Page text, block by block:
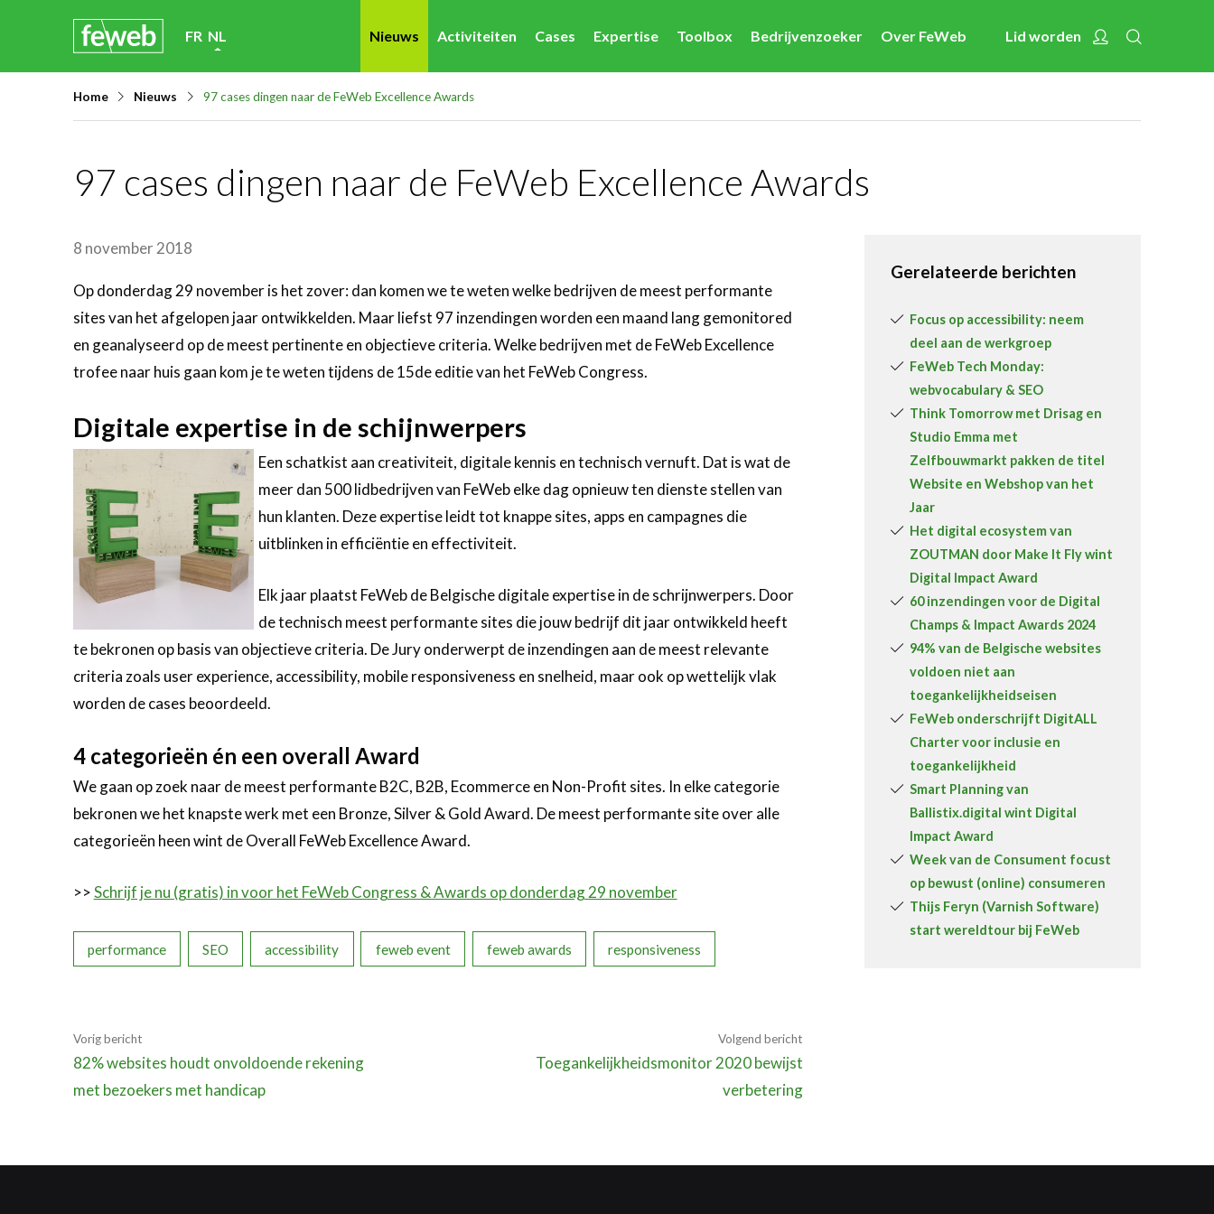
content
FR NL Nieuws Activiteiten Cases Expertise Toolbox Bedrijvenzoeker Over FeWeb Lid worden Account
Home Nieuws 97 cases dingen naar de FeWeb Excellence Awards
97 cases dingen naar de FeWeb Excellence Awards
8 november 2018
Op donderdag 29 november is het zover: dan komen we te weten welke bedrijven de meest performante
sites van het afgelopen jaar ontwikkelden. Maar liefst 97 inzendingen worden een maand lang gemonitored
en geanalyseerd op de meest pertinente en objectieve criteria. Welke bedrijven met de FeWeb Excellence
trofee naar huis gaan kom je te weten tijdens de 15de editie van het FeWeb Congress.
Digitale expertise in de schijnwerpers
Een schatkist aan creativiteit, digitale kennis en technisch vernuft. Dat is wat de
meer dan 500 lidbedrijven van FeWeb elke dag opnieuw ten dienste stellen van
hun klanten. Deze expertise leidt tot knappe sites, apps en campagnes die
uitblinken in efficiëntie en effectiviteit.
Elk jaar plaatst FeWeb de Belgische digitale expertise in de schrijnwerpers. Door
de technisch meest performante sites die jouw bedrijf dit jaar ontwikkeld heeft
te bekronen op basis van objectieve criteria. De Jury onderwerpt de inzendingen aan de meest relevante
criteria zoals user experience, accessibility, mobile responsiveness en snelheid, maar ook op wettelijk vlak
worden de cases beoordeeld.
4 categorieën én een overall Award
We gaan op zoek naar de meest performante B2C, B2B, Ecommerce en Non-Profit sites. In elke categorie
bekronen we het knapste werk met een Bronze, Silver & Gold Award. De meest performante site over alle
categorieën heen wint de Overall FeWeb Excellence Award.
>>Schrijf je nu (gratis) in voor het FeWeb Congress & Awards op donderdag 29 november
performance SEO accessibility feweb event feweb awards responsiveness
Vorig bericht
82% websites houdt onvoldoende rekening
met bezoekers met handicap
Volgend bericht
Toegankelijkheidsmonitor 2020 bewijst
verbetering
Gerelateerde berichten
Focus op accessibility: neem
deel aan de werkgroep
FeWeb Tech Monday:
webvocabulary & SEO
Think Tomorrow met Drisag en
Studio Emma met
Zelfbouwmarkt pakken de titel
Website en Webshop van het
Jaar
Het digital ecosystem van
ZOUTMAN door Make It Fly wint
Digital Impact Award
60 inzendingen voor de Digital
Champs & Impact Awards 2024
94% van de Belgische websites
voldoen niet aan
toegankelijkheidseisen
FeWeb onderschrijft DigitALL
Charter voor inclusie en
toegankelijkheid
Smart Planning van
Ballistix.digital wint Digital
Impact Award
Week van de Consument focust
op bewust (online) consumeren
Thijs Feryn (Varnish Software)
start wereldtour bij FeWeb
Nieuws
Cases
Toolbox
Bedrijvenzoeker
Over FeWeb
Lid worden Zoeken